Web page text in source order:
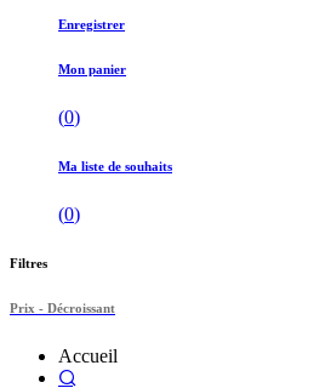
Enregistrer
Mon panier
(0)
Ma liste de souhaits
(0)
Filtres
Prix - Décroissant
Accueil